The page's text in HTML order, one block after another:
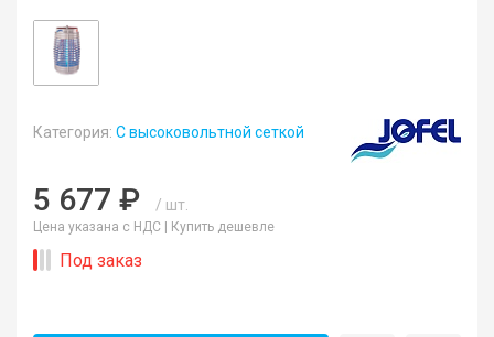
Категория: С высоковольтной сеткой
5 677 ₽ / шт.
Цена указана с НДС | Купить дешевле
Под заказ